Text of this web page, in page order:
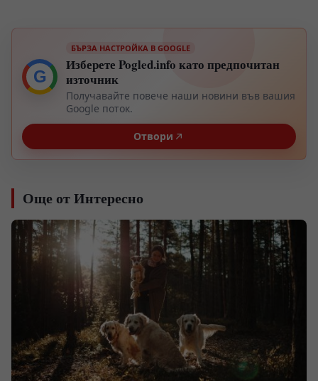
G
БЪРЗА НАСТРОЙКА В GOOGLE
Изберете Pogled.info като предпочитан
източник
Получавайте повече наши новини във вашия
Google поток.
Отвори
Още от Интересно